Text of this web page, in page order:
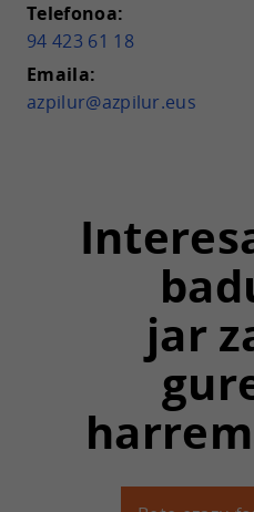
Telefonoa:
94 423 61 18
Emaila:
azpilur@azpilur.eus
jar